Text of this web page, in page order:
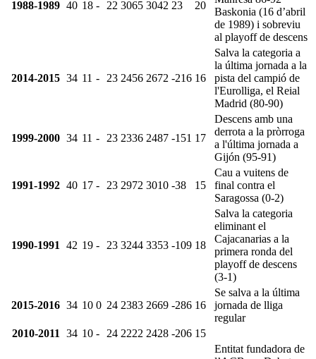
1988-1989 40 18 - 22 3065 3042 23 20
Baskonia (16 d’abril
de 1989) i sobreviu
al playoff de descens
2014-2015 34 11 - 23 2456 2672 -216 16
Salva la categoria a
la última jornada a la
pista del campió de
l'Eurolliga, el Reial
Madrid (80-90)
1999-2000 34 11 - 23 2336 2487 -151 17
Descens amb una
derrota a la pròrroga
a l'última jornada a
Gijón (95-91)
1991-1992 40 17 - 23 2972 3010 -38 15
Cau a vuitens de
final contra el
Saragossa (0-2)
1990-1991 42 19 - 23 3244 3353 -109 18
Salva la categoria
eliminant el
Cajacanarias a la
primera ronda del
playoff de descens
(3-1)
2015-2016 34 10 0 24 2383 2669 -286 16
Se salva a la última
jornada de lliga
regular
2010-2011
34 10 - 24 2222 2428 -206 15
Entitat fundadora de